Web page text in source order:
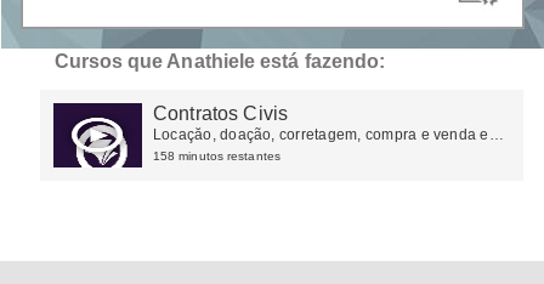
Cursos que Anathiele está fazendo:
Contratos Civis
Locaçăo, doação, corretagem, compra e venda e
outros
158 minutos restantes